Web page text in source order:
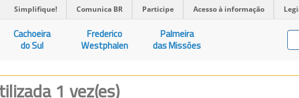
Simplifique! Comunica BR Participe Acesso à informação
Cachoeira
do Sul
Frederico
Westphalen
Palmeira
das Missões
1 vez(es)